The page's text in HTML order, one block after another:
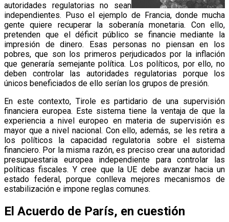
autoridades regulatorias no sean
independientes. Puso el ejemplo de Francia, donde mucha
gente quiere recuperar la soberanía monetaria. Con ello,
pretenden que el déficit público se financie mediante la
impresión de dinero. Esas personas no piensan en los
pobres, que son los primeros perjudicados por la inflación
que generaría semejante política. Los políticos, por ello, no
deben controlar las autoridades regulatorias porque los
únicos beneficiados de ello serían los grupos de presión.
En este contexto, Tirole es partidario de una supervisión
financiera europea. Este sistema tiene la ventaja de que la
experiencia a nivel europeo en materia de supervisión es
mayor que a nivel nacional. Con ello, además, se les retira a
los políticos la capacidad regulatoria sobre el sistema
financiero. Por la misma razón, es preciso crear una autoridad
presupuestaria europea independiente para controlar las
políticas fiscales. Y cree que la UE debe avanzar hacia un
estado federal, porque conlleva mejores mecanismos de
estabilización e impone reglas comunes.
El Acuerdo de París, en cuestión